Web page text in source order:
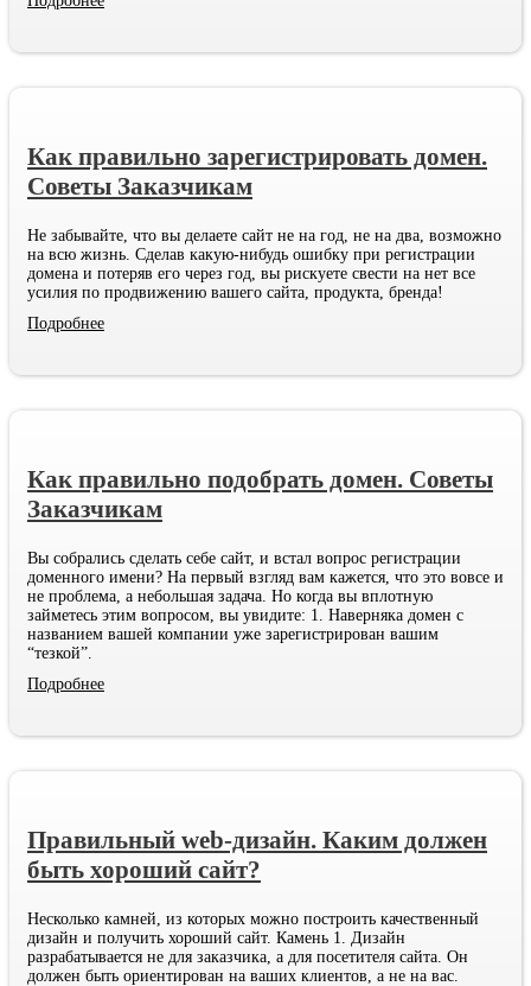
Как правильно зарегистрировать домен.
Советы Заказчикам
Не забывайте, что вы делаете сайт не на год, не на два, возможно
на всю жизнь. Сделав какую-нибудь ошибку при регистрации
домена и потеряв его через год, вы рискуете свести на нет все
усилия по продвижению вашего сайта, продукта, бренда!
Подробнее
Как правильно подобрать домен. Советы
Заказчикам
Вы собрались сделать себе сайт, и встал вопрос регистрации
доменного имени? На первый взгляд вам кажется, что это вовсе и
не проблема, а небольшая задача. Но когда вы вплотную
займетесь этим вопросом, вы увидите: 1. Наверняка домен с
названием вашей компании уже зарегистрирован вашим
“тезкой”.
Подробнее
Правильный web-дизайн. Каким должен
быть хороший сайт?
Несколько камней, из которых можно построить качественный
дизайн и получить хороший сайт. Камень 1. Дизайн
разрабатывается не для заказчика, а для посетителя сайта. Он
должен быть ориентирован на ваших клиентов, а не на вас.